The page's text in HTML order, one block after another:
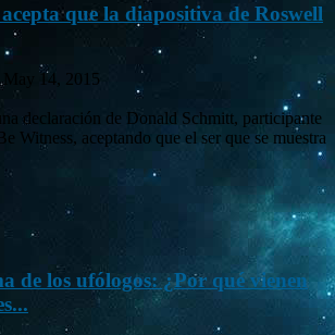
que la diapositiva de Roswell
May 14, 2015
declaración de Donald Schmitt, participante
Witness, aceptando que el ser que se muestra
de los ufólogos: ¿Por qué vienen